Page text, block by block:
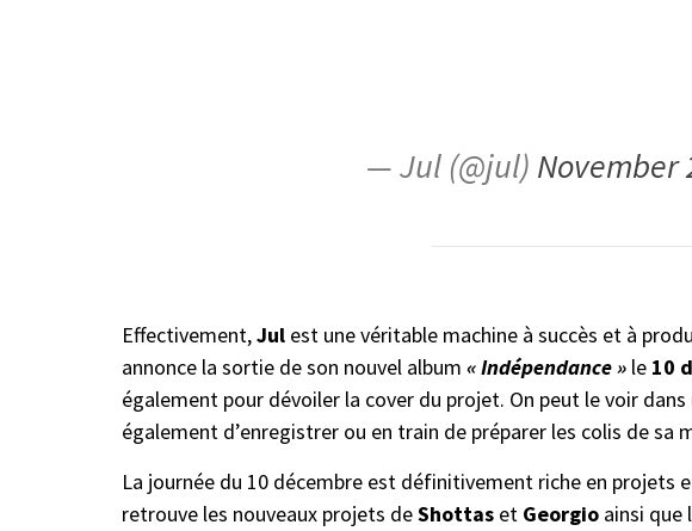
— Jul (@jul) November
Effectivement,Jul est une véritable machine à succès et à
annonce la sortie de son nouvel album « Indépendance » le 10
également pour dévoiler la cover du projet. On peut le voir
également d’enregistrer ou en train de préparer les colis de sa
La journée du 10 décembre est définitivement riche en projets
retrouve les nouveaux projets deShottas et Georgio ainsi que